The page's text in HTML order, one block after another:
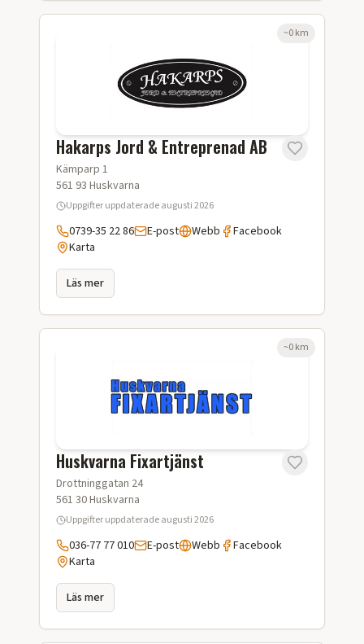
Hakarps Jord & Entreprenad AB
Kämparp 1
561 93 Huskvarna
Uppgifter uppdateradeaugusti 2026
0739-35 22 86 E-post Webb
Facebook
Karta
Läs mer
~0km
Huskvarna Fixartjänst
Drottninggatan 24
561 30Huskvarna
Uppgifter uppdateradeaugusti 2026
036-77 77 010 E-post Webb
Facebook
Karta
Läs mer
~0km